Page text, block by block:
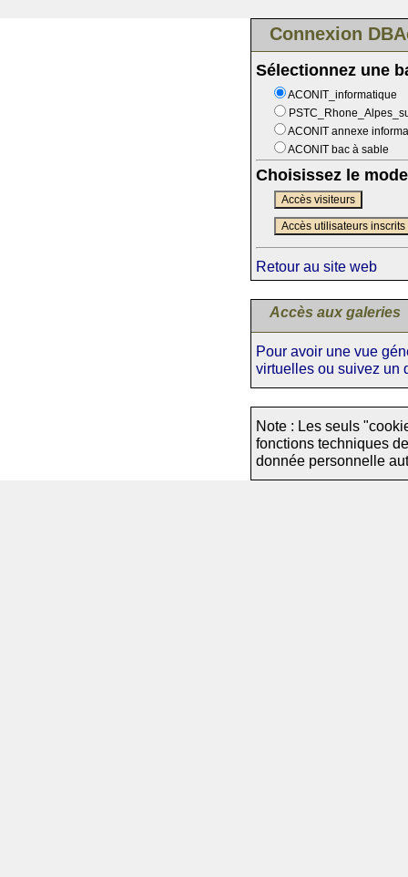
Connexion
Sélectionnez une
ACONIT_informatique
ACONIT annexe
ACONIT bac à sable
Choisissez le
Accès visiteurs
Accès utilisateurs inscrits
Retour au site web
Accès aux galeries
Pour avoir une vue
virtuelles ou suivez un
Note : Les seuls
fonctions techniques
donnée personnelle